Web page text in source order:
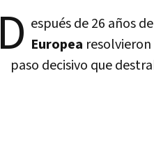
D espués de 26 años
Europea
paso decisivo que